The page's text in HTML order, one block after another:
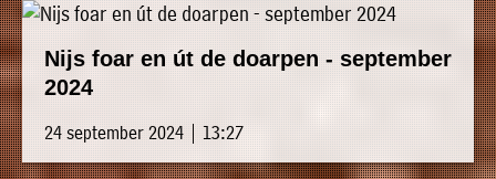
Nijs foar en út de doarpen - september
2024
24 september 2024 | 13:27